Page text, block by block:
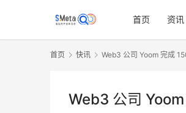
首页 资讯
首页 快讯 Web3 公司 Yoom 完成
Web3 公司